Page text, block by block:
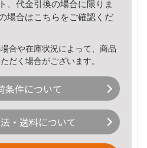
、代金引換の場合に限りま
場合はこちら をご確認くだ
合や在庫状況によって、商品
だく場合がございます。
条件について
・送料について